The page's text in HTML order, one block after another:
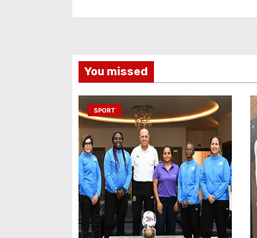
You missed
SPORT